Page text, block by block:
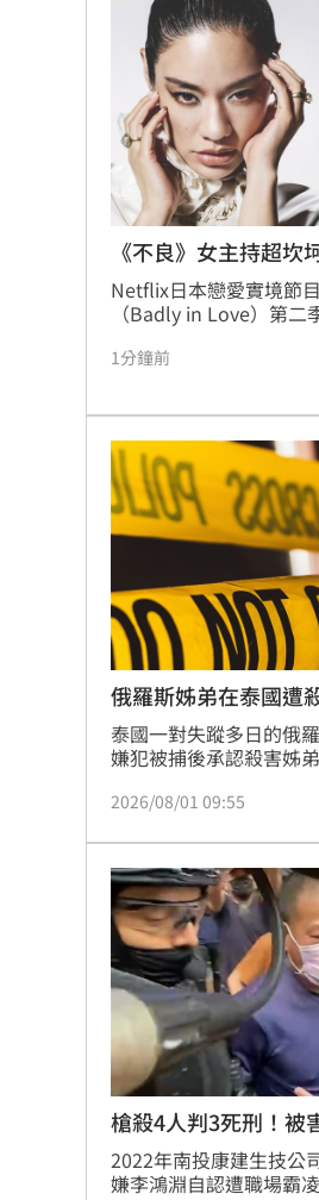
慈濟買BNT幕後
殘疾父為養身障
桃園明停水「最
明年度國防預算
「永和豆漿」創
男星爆半年驗一
佐藤二朗爆騷擾
獨／鬼門開當心
鄭麗文稱台不是
深藍區掃街遭民
漢光42／第五作
台灣彩券開獎直
LIVE三立+24小
商場戰國來臨
台彩父親節推新
「拍片人的多重
8國球員齊聚高
理想混蛋號召粉
《不良》女主持超坎
Netflix日本戀愛實境節
（Badly in Love）第
MEGUMI、永野回歸陣
人。她在節目中聊起過
影般的坎坷人生，再度
1分鐘前
俄羅斯姊弟在泰國
泰國一對失蹤多日的俄
嫌犯被捕後承認殺害姊
家三口命案，正追緝另
2026/08/01 09:55
槍殺4人判3死刑！被
2022年南投康建生技公
嫌李鴻淵自認遭職場霸